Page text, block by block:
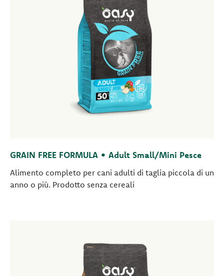
GRAIN FREE FORMULA • Adult Small/Mini Pesce
Alimento completo per cani adulti di taglia piccola di un
anno o più. Prodotto senza cereali